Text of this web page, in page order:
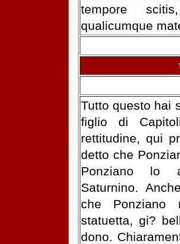
tempore
qualicumque
Tutto questo hai
figlio di
rettitudine, qui
detto che
Ponziano lo
Saturnino.
che Ponziano
statuetta, gi?
dono.